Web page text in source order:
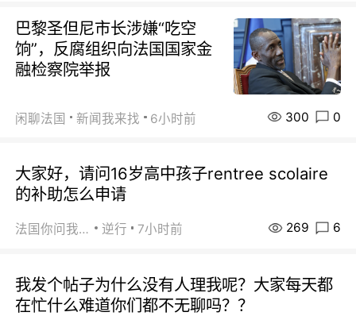
巴黎圣但尼市长涉嫌“吃空
饷”，反腐组织向法国国家金
融检察院举报
闲聊法国 新闻我来找 6小时前 300 0
大家好，请问16岁高中孩子rentree scolaire
的补助怎么申请
法国你问我答 逆行 7小时前 269 6
我发个帖子为什么没有人理我呢？大家每天都
在忙什么难道你们都不无聊吗？？